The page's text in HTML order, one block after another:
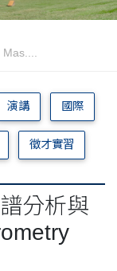
Mas....
演講 國際
徵才實習
分析與